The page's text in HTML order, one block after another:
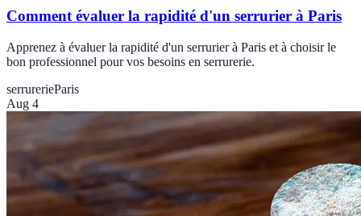
Comment évaluer la rapidité d'un serrurier à Paris
Apprenez à évaluer la rapidité d'un serrurier à Paris et à choisir le
bon professionnel pour vos besoins en serrurerie.
serrurerieParis
Aug 4